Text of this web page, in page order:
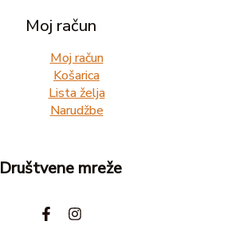
Moj račun
Moj račun
Košarica
Lista želja
Narudžbe
Društvene mreže